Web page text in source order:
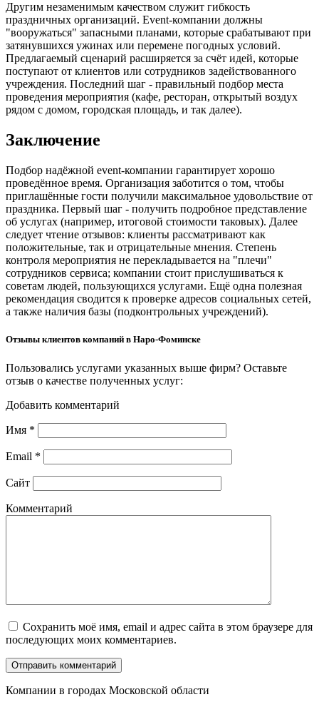
Другим незаменимым качеством служит гибкость
праздничных организаций. Event-компании должны
"вооружаться" запасными планами, которые срабатывают при
затянувшихся ужинах или перемене погодных условий.
Предлагаемый сценарий расширяется за счёт идей, которые
поступают от клиентов или сотрудников задействованного
учреждения. Последний шаг - правильный подбор места
проведения мероприятия (кафе, ресторан, открытый воздух
рядом с домом, городская площадь, и так далее).
Заключение
Подбор надёжной event-компании гарантирует хорошо
проведённое время. Организация заботится о том, чтобы
приглашённые гости получили максимальное удовольствие от
праздника. Первый шаг - получить подробное представление
об услугах (например, итоговой стоимости таковых). Далее
следует чтение отзывов: клиенты рассматривают как
положительные, так и отрицательные мнения. Степень
контроля мероприятия не перекладывается на "плечи"
сотрудников сервиса; компании стоит прислушиваться к
советам людей, пользующихся услугами. Ещё одна полезная
рекомендация сводится к проверке адресов социальных сетей,
а также наличия базы (подконтрольных учреждений).
Отзывы клиентов компаний в Наро-Фоминске
Пользовались услугами указанных выше фирм? Оставьте
отзыв о качестве полученных услуг:
Добавить комментарий
Имя *
Email *
Сайт
Комментарий
Сохранить моё имя, email и адрес сайта в этом браузере для
последующих моих комментариев.
Компании в городах Московской области